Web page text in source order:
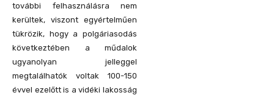
további felhasználásra nem
kerültek, viszont egyértelműen
tükrözik, hogy a polgáriasodás
következtében a műdalok
ugyanolyan jelleggel
megtalálhatók voltak 100-150
évvel ezelőtt is a vidéki lakosság